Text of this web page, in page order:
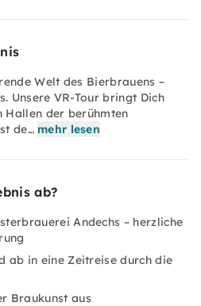
Welt des Bierbrauens –
Unsere VR-Tour bringt Dich
der berühmten
de… mehr lesen
ab?
Andechs – herzliche
ab in eine Zeitreise durch die
Braukunst aus